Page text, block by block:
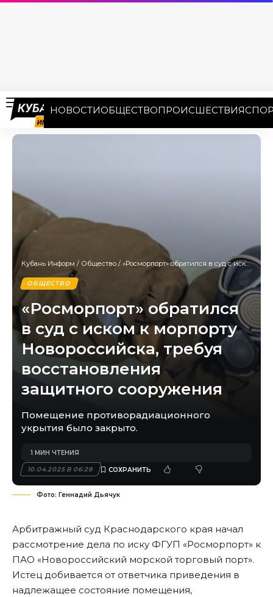
НОВОСТИОБЩЕСТВОПРОИСШЕСТВИЯ
Кубань Информ / Общество / «Росморпорт» обратился в суд с иском к морпорту Новороссийска, требуя восстановления защитного сооружения
ОБЩЕСТВО
«Росморпорт» обратился
в суд с иском к морпорту
Новороссийска, требуя
восстановления
защитного сооружения
Помещение противорадиационного
укрытия было закрыто.
10.04.2025 В 06:28
1 МИН ЧТЕНИЯ
Фото: Геннадий Дьячук
Арбитражный суд Краснодарского края начал
рассмотрение дела по иску ФГУП «Росморпорт» к
ПАО «Новороссийский морской торговый порт».
Истец добивается от ответчика приведения в
надлежащее состояние помещения,